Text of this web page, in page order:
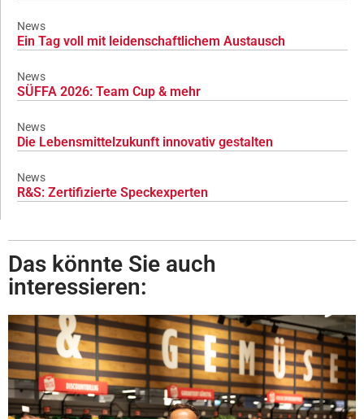
News
Ein Tag voll mit leidenschaftlichem Austausch
News
SÜFFA 2026: Team Cup & mehr
News
Die Lebensmittelzukunft innovativ gestalten
News
R&S: Zertifizierte Speckexperten
Das könnte Sie auch
interessieren: